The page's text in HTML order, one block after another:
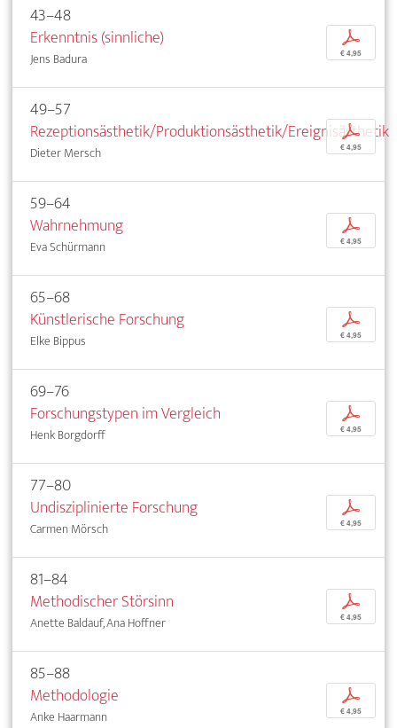
43–48
Erkenntnis (sinnliche)
Jens Badura
p
€ 4,95
49–57
Rezeptionsästhetik/Produktionsästhetik/Ereignisästhetik
Dieter Mersch
p
€ 4,95
59–64
Wahrnehmung
Eva Schürmann
p
€ 4,95
65–68
Künstlerische Forschung
Elke Bippus
p
€ 4,95
69–76
Forschungstypen im Vergleich
Henk Borgdorff
p
€ 4,95
77–80
Undisziplinierte Forschung
Carmen Mörsch
p
€ 4,95
81–84
Methodischer Störsinn
Anette Baldauf, Ana Hoffner
p
€ 4,95
85–88
Methodologie
Anke Haarmann
p
€ 4,95